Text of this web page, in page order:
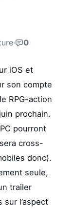
· 0
iOS et
son compte
RPG-action
prochain.
pourront
cross-
donc).
seule,
trailer
l’aspect